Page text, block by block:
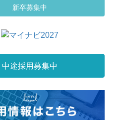
新卒募集中
中途採用募集中